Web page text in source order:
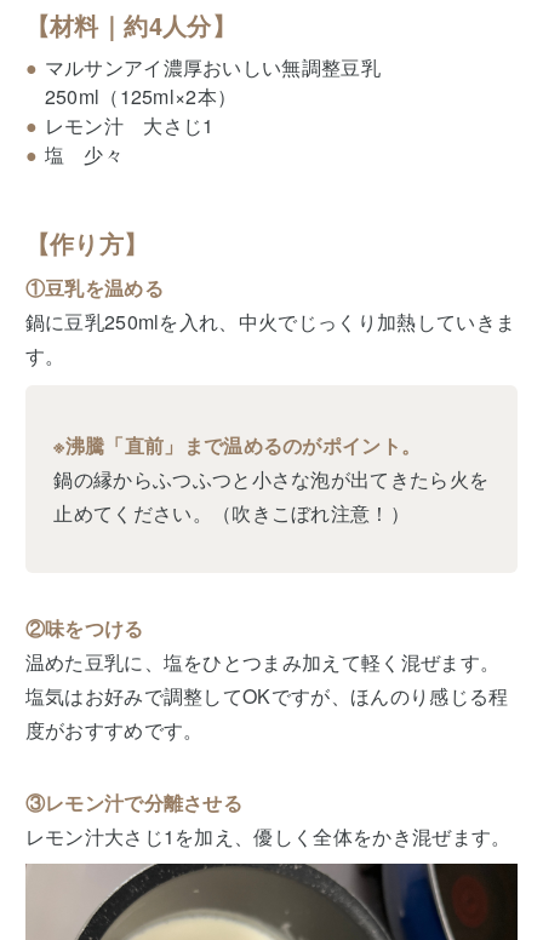
【材料｜約4人分】
マルサンアイ濃厚おいしい無調整豆乳
250ml（125ml×2本）
レモン汁 大さじ1
塩 少々
【作り方】
①豆乳を温める
鍋に豆乳250mlを入れ、中火でじっくり加熱していきま
す。
※沸騰「直前」まで温めるのがポイント。
鍋の縁からふつふつと小さな泡が出てきたら火を
止めてください。（吹きこぼれ注意！）
②味をつける
温めた豆乳に、塩をひとつまみ加えて軽く混ぜます。
塩気はお好みで調整してOKですが、ほんのり感じる程
度がおすすめです。
③レモン汁で分離させる
レモン汁大さじ1を加え、優しく全体をかき混ぜます。